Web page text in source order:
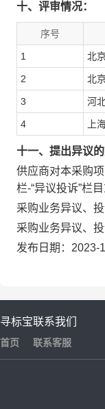
十、评审情况：
序号
1 北
2 北
3 河
4 上
十一、提出异议的
供应商对本采购
栏-“异议投诉”栏
采购业务异议、
采购业务异议、
发布日期：2023-
寻标宝
首页
联系我们
联系客服